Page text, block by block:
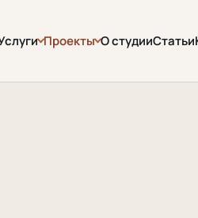
Проекты О студииСтатьи